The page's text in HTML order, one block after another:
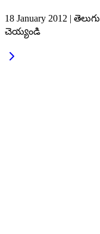
18 January 2012 | తెలుగు
చెయ్యండి